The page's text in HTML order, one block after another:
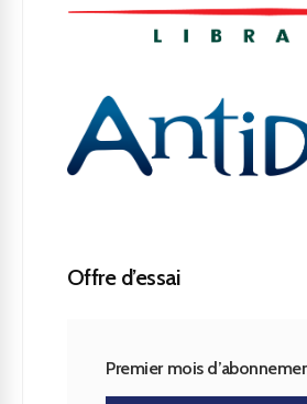
Offre d’essai
Premier mois